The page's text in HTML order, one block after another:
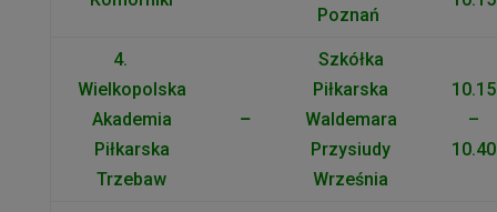
Poznań
4.
Wielkopolska
Akademia
Piłkarska
Trzebaw
–
Szkółka
Piłkarska
Waldemara
Przysiudy
Września
10.15
–
10.40